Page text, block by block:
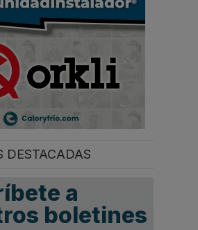
DESTACADAS
a
boletines